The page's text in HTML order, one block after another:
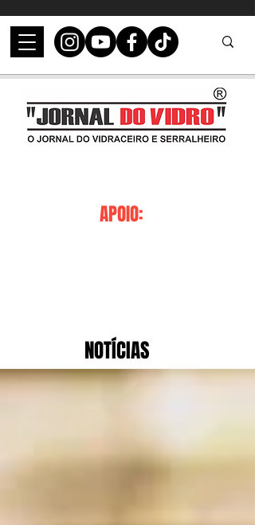
APOIO:
NOTÍCIAS